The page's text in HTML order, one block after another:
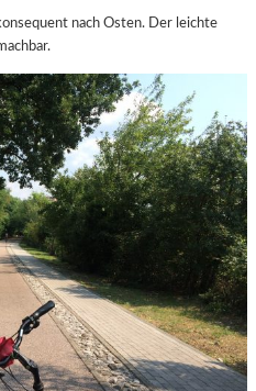
nach Osten. Der leichte